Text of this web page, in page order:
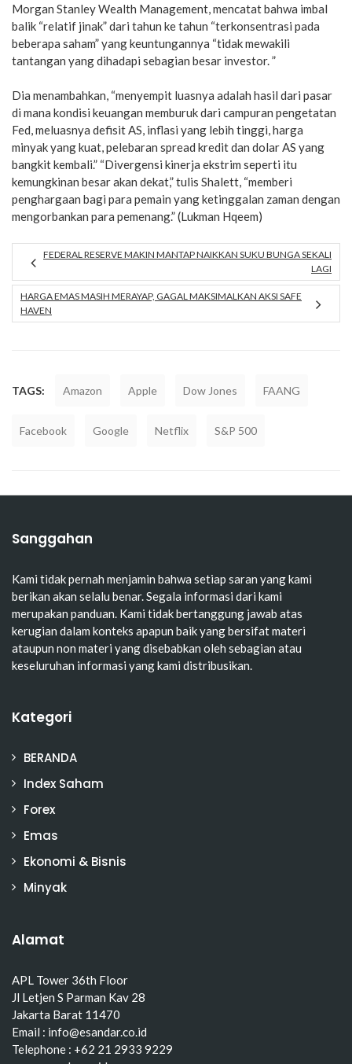
Morgan Stanley Wealth Management, mencatat bahwa imbal
balik “relatif jinak” dari tahun ke tahun “terkonsentrasi pada
beberapa saham” yang keuntungannya “tidak mewakili
tantangan yang dihadapi sebagian besar investor. ”
Dia menambahkan, “menyempit luasnya adalah hasil dari pasar
di mana kondisi keuangan memburuk dari campuran pengetatan
Fed, meluasnya defisit AS, inflasi yang lebih tinggi, harga
minyak yang kuat, pelebaran spread kredit dan dolar AS yang
bangkit kembali.” “Divergensi kinerja ekstrim seperti itu
kemungkinan besar akan dekat,” tulis Shalett, “memberi
penghargaan bagi para pemain yang ketinggalan zaman dengan
mengorbankan para pemenang.” (Lukman Hqeem)
FEDERAL RESERVE MAKIN MANTAP NAIKKAN SUKU BUNGA SEKALI
LAGI
HARGA EMAS MASIH MERAYAP, GAGAL MAKSIMALKAN AKSI SAFE
HAVEN
TAGS: Amazon Apple Dow Jones FAANG
Facebook Google Netflix S&P 500
Sanggahan
Kami tidak pernah menjamin bahwa setiap saran yang kami
berikan akan selalu benar. Segala informasi dari kami
merupakan panduan. Kami tidak bertanggung jawab atas
kerugian dalam konteks apapun baik yang bersifat materi
ataupun non materi yang disebabkan oleh sebagian atau
keseluruhan informasi yang kami distribusikan.
Kategori
BERANDA
Index Saham
Forex
Emas
Ekonomi & Bisnis
Minyak
Alamat
APL Tower 36th Floor
Jl Letjen S Parman Kav 28
Jakarta Barat 11470
Email : info@esandar.co.id
Telephone : +62 21 2933 9229